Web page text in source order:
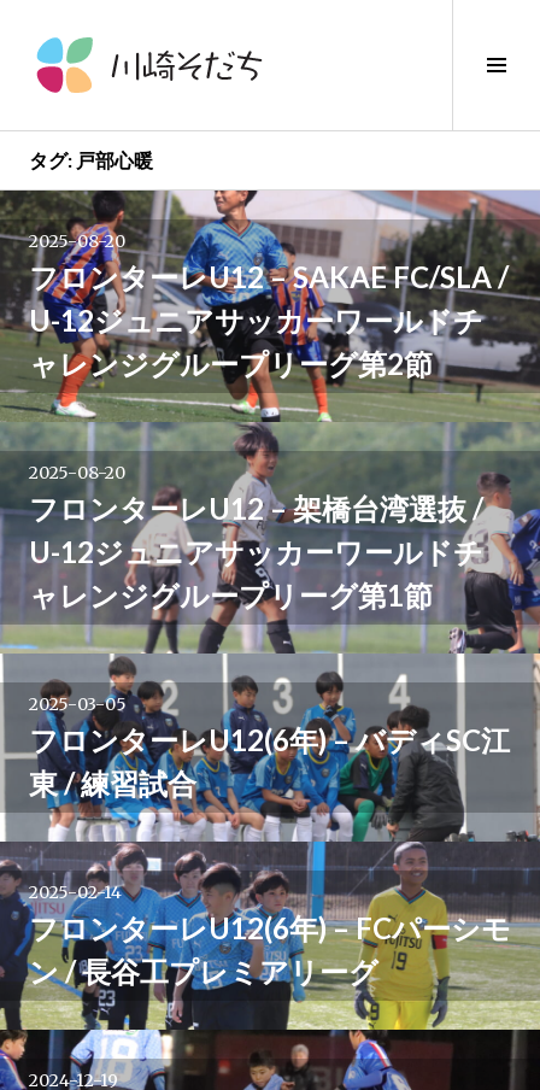
ツ
ス
キ
ッ
プ
サ
切
り
替
え
タグ: 戸部心暖
2025-08-20
フロンターレU12 – SAKAE FC/SLA /
U-12ジュニアサッカーワールドチ
ャレンジグループリーグ第2節
2025-08-20
フロンターレU12 – 架橋台湾選抜 /
U-12ジュニアサッカーワールドチ
ャレンジグループリーグ第1節
2025-03-05
フロンターレU12(6年) – バディSC江
東 / 練習試合
2025-02-14
フロンターレU12(6年) – FCパーシモ
ン / 長谷工プレミアリーグ
2024-12-19